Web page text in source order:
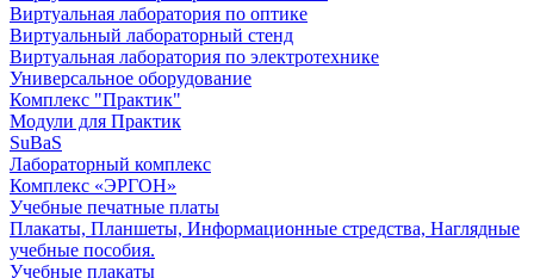
Виртуальная лаборатория по оптике
Виртуальный лабораторный стенд
Виртуальная лаборатория по электротехнике
Универсальное оборудование
Комплекс "Практик"
Модули для Практик
SuBaS
Лабораторный комплекс
Комплекс «ЭРГОН»
Учебные печатные платы
Плакаты, Планшеты, Информационные стредства, Наглядные
учебные пособия.
Учебные плакаты